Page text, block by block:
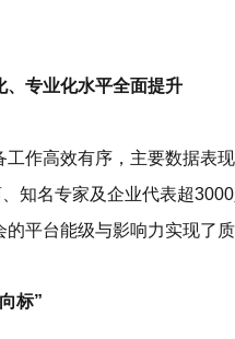
、专业化水平全面提升
作高效有序，主要数据表
知名专家及企业代表超
的平台能级与影响力实现了
标”